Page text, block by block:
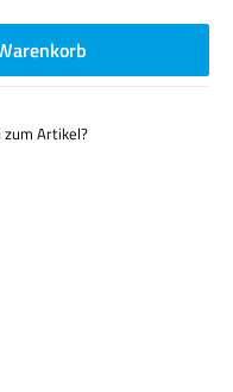
um die Anzahl zu erhöhen
zum Artikel?